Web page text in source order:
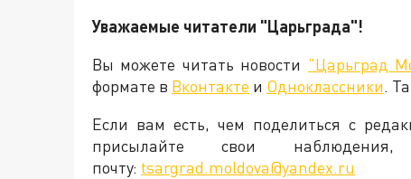
Уважаемые читатели "Царьграда"!
Вы можете читать новости "Царьград
формате в Вконтакте и Одноклассники.
Если вам есть, чем поделиться с
присылайте свои
почту: tsargrad.moldova@yandex.ru